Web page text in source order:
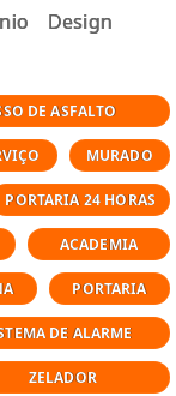
Design
DE ASFALTO
MURADO
PORTARIA 24 HORAS
ACADEMIA
PORTARIA
DE ALARME
ZELADOR